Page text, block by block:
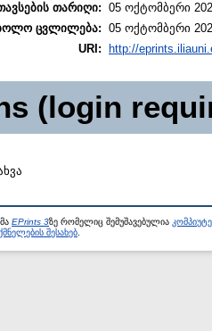
თარიღი:
05 ოქტომბერი
ცვლილება: 05 ოქტომბერი
URI:
http://
(login
EPrints 3ზე რომელიც შემუშავებულია
შესახებ.